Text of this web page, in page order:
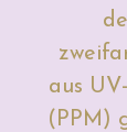
aus
(PPM)